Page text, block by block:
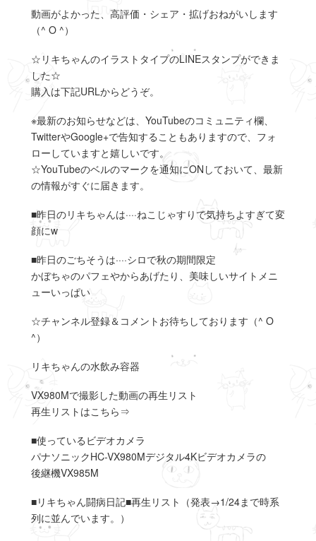
動画がよかった、高評価・シェア・拡げおねがいします
（^ O ^）
☆リキちゃんのイラストタイプのLINEスタンプができま
した☆
購入は下記URLからどうぞ。
※最新のお知らせなどは、YouTubeのコミュニティ欄、
TwitterやGoogle+で告知することもありますので、フォ
ローしていますと嬉しいです。
☆YouTubeのベルのマークを通知にONしておいて、最新
の情報がすぐに届きます。
■昨日のリキちゃんは····ねこじゃすりで気持ちよすぎて変
顔にw
■昨日のごちそうは····シロで秋の期間限定
かぼちゃのパフェやからあげたり、美味しいサイトメニ
ューいっぱい
☆チャンネル登録＆コメントお待ちしております（^ O
^）
リキちゃんの水飲み容器
VX980Mで撮影した動画の再生リスト
再生リストはこちら⇒
■使っているビデオカメラ
パナソニックHC-VX980Mデジタル4Kビデオカメラの
後継機VX985M
■リキちゃん闘病日記■再生リスト（発表→1/24まで時系
列に並んでいます。）